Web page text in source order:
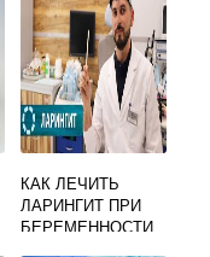
КАК ЛЕЧИТЬ
ЛАРИНГИТ ПРИ
БЕРЕМЕННОСТИ